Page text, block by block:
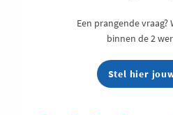
Een prangende
binnen de 2
Stel hier